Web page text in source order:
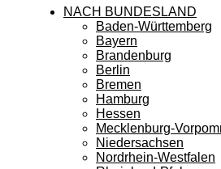
NACH BUNDESLAND
Baden-Württemberg
Bayern
Brandenburg
Berlin
Bremen
Hamburg
Hessen
Mecklenburg-
Niedersachsen
Nordrhein-Westfalen